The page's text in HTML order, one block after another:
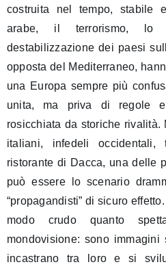
costruita nel tempo, stabile
arabe, il terrorismo,
destabilizzazione dei paesi
opposta del Mediterraneo,
una Europa sempre più
unita, ma priva di regole
rosicchiata da storiche rivalità.
italiani, infedeli
ristorante di Dacca, una delle
può essere lo scenario
“propagandisti” di sicuro
modo crudo quanto
mondovisione: sono
incastrano tra loro e si